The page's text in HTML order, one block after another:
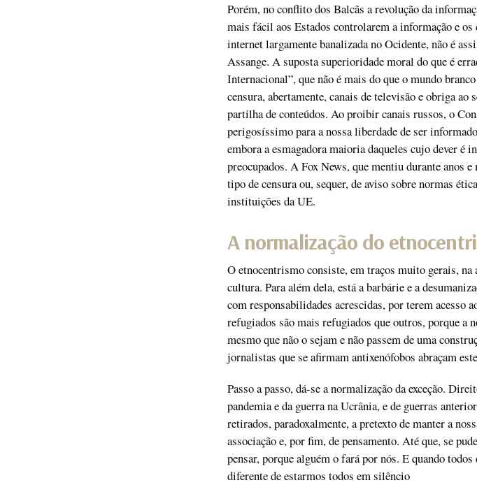
Porém, no conflito dos Balcãs a revolução da
mais fácil aos Estados controlarem a informação e
internet largamente banalizada no Ocidente, não é
Assange. A suposta superioridade moral do que é
Internacional”, que não é mais do que o mundo
censura, abertamente, canais de televisão e obriga ao
partilha de conteúdos. Ao proibir canais russos, o
perigosíssimo para a nossa liberdade de ser
embora a esmagadora maioria daqueles cujo dever é
preocupados. A Fox News, que mentiu durante anos
tipo de censura ou, sequer, de aviso sobre normas
instituições da UE.
A normalização do
O etnocentrismo consiste, em traços muito gerais, na
cultura. Para além dela, está a barbárie e a
com responsabilidades acrescidas, por terem acesso
refugiados são mais refugiados que outros, porque a
mesmo que não o sejam e não passem de uma
jornalistas que se afirmam antixenófobos abraçam
Passo a passo, dá-se a normalização da exceção.
pandemia e da guerra na Ucrânia, e de guerras
retirados, paradoxalmente, a pretexto de manter a
associação e, por fim, de pensamento. Até que, se
pensar, porque alguém o fará por nós. E quando
diferente de estarmos todos em silêncio